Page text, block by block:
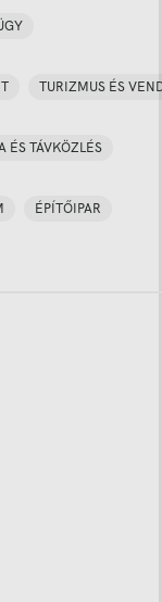
TURIZMUS ÉS
ÉS TÁVKÖZLÉS
ÉPÍTŐIPAR